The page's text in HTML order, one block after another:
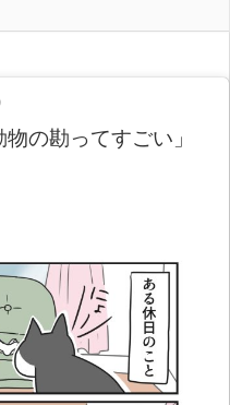
の勘ってすごい」